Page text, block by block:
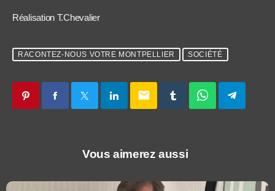
Réalisation T.Chevalier
RACONTEZ-NOUS VOTRE MONTPELLIER SOCIÉTÉ
email
Vous aimerez aussi